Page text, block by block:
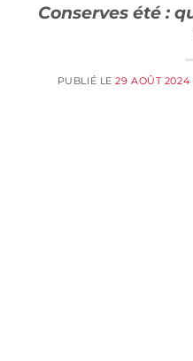
Conserves été :
PUBLIÉ LE29 AOÛT 2024